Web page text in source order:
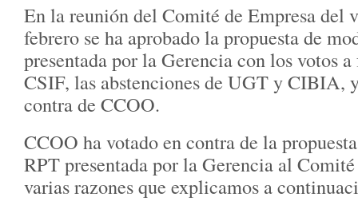
En la reunión del Comité de Empresa del
febrero se ha aprobado la propuesta de
presentada por la Gerencia con los votos
CSIF, las abstenciones de UGT y CIBIA,
contra de CCOO.
CCOO ha votado en contra de la
RPT presentada por la Gerencia al
varias razones que explicamos a